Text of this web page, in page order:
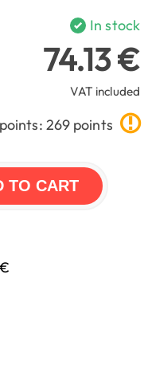
In stock
74.13 €
VAT included
269 points
TO CART